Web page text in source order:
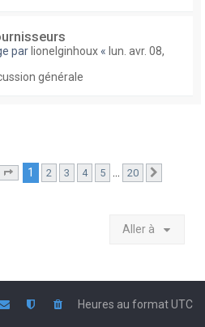
par lionelginhoux « lun. avr. 08,
générale
Page sur20
1 2 3 4 5 … 20
Aller à
Heures au formatUTC